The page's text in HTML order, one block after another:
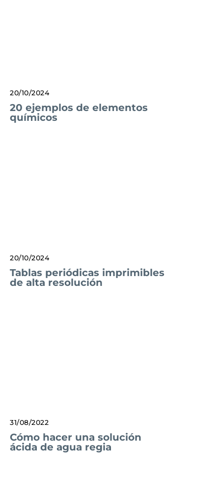
20/10/2024
20 ejemplos de elementos
químicos
20/10/2024
Tablas periódicas imprimibles
de alta resolución
31/08/2022
Cómo hacer una solución
ácida de agua regia